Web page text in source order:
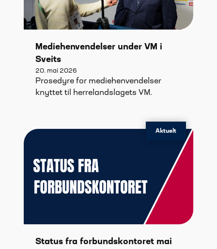
Mediehenvendelser under VM i
Sveits
20. mai 2026
Prosedyre for mediehenvendelser
knyttet til herrelandslagets VM.
Aktuelt
Status fra forbundskontoret mai